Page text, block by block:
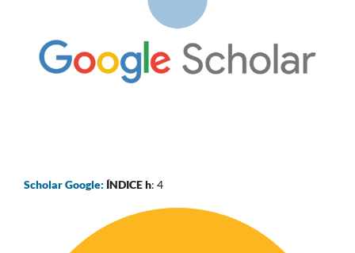
Scholar Google: ÍNDICE h: 4